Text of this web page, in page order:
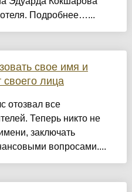
Подробнее…...
свое имя и
своего лица
отозвал все
Теперь никто не
заключать
вопросами....